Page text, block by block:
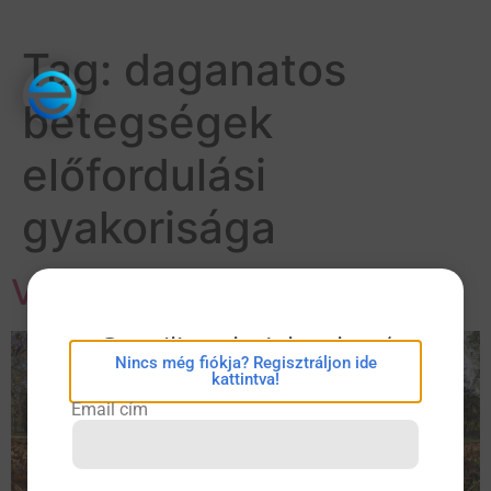
Tag: daganatos
betegségek
előfordulási
gyakorisága
Változnak az idők…
eConsilium bejelentkezés
Nincs még fiókja? Regisztráljon ide
kattintva!
Email cím